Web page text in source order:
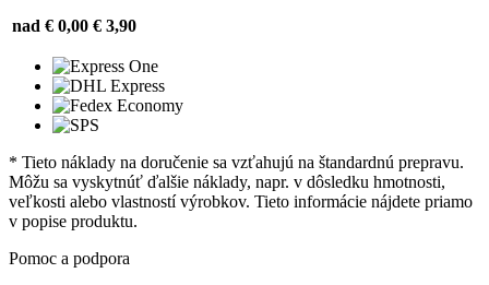
nad € 0,00 € 3,90
* Tieto náklady na doručenie sa vzťahujú na štandardnú prepravu.
Môžu sa vyskytnúť ďalšie náklady, napr. v dôsledku hmotnosti,
veľkosti alebo vlastností výrobkov. Tieto informácie nájdete priamo
v popise produktu.
Pomoc a podpora